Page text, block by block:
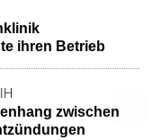
ihren Betrieb
zwischen